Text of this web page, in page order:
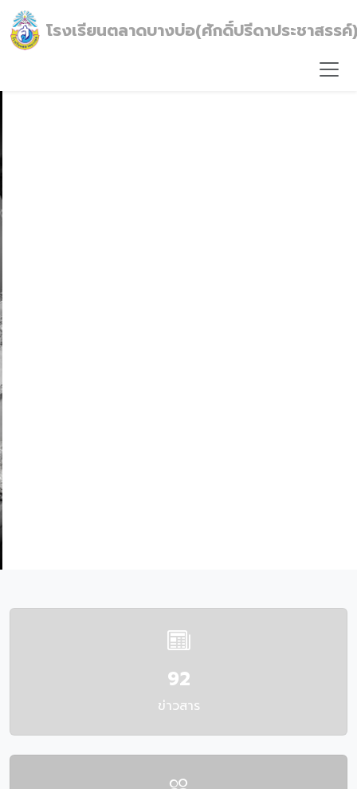
โรงเรียนตลาดบางบ่อ(ศักดิ์ปรีดาประชาสรรค์
92
ข่าวสาร